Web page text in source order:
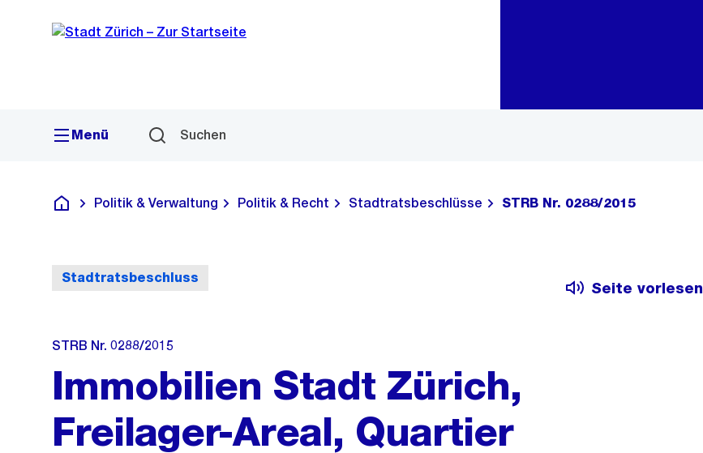
Navigation
Sprunglink
Menü Suchen
Deutsch
Politik & Verwaltung Politik & Recht Stadtratsbeschlüsse STRB Nr. 0288/2015
Stadtratsbeschluss
Seite vorlesen
STRB Nr. 0288/2015
Immobilien Stadt Zürich,
Freilager-Areal, Quartier